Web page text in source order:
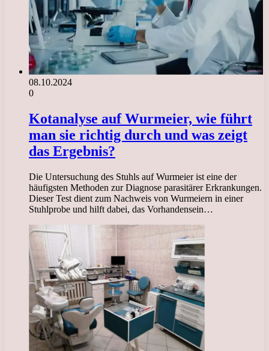
08.10.2024
0
Kotanalyse auf Wurmeier, wie führt
man sie richtig durch und was zeigt
das Ergebnis?
Die Untersuchung des Stuhls auf Wurmeier ist eine der
häufigsten Methoden zur Diagnose parasitärer Erkrankungen.
Dieser Test dient zum Nachweis von Wurmeiern in einer
Stuhlprobe und hilft dabei, das Vorhandensein…